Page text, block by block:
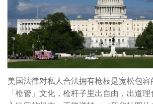
美国法律对私人合法拥有枪枝是宽松包容
「枪管」文化，枪杆子里出自由，出道